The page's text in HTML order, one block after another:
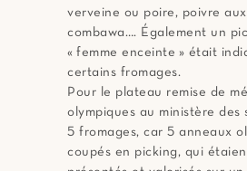
verveine ou poire, poivre
combawa…. Également un
« femme enceinte » était
certains fromages.
Pour le plateau remise de
olympiques au ministère des
5 fromages, car 5 anneaux
coupés en picking, qui